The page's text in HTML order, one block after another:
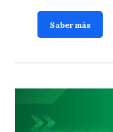
Saber más